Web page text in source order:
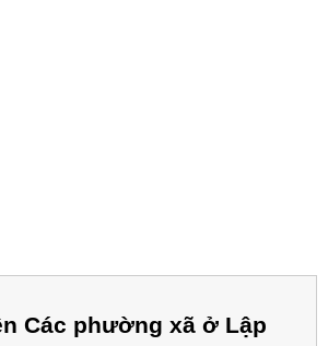
Các phường xã ở Lập